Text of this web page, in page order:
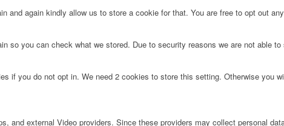
and again kindly allow us to store a cookie for that. You are free to opt out
so you can check what we stored. Due to security reasons we are not able
if you do not opt in. We need 2 cookies to store this setting. Otherwise you
and external Video providers. Since these providers may collect personal